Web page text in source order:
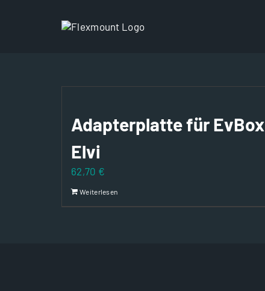
Adapterplatte für EvBox
Elvi
62,70 €
Weiterlesen